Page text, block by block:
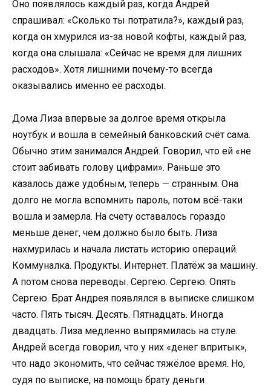
Оно появлялось каждый раз, когда Андрей
спрашивал: «Сколько ты потратила?», каждый раз,
когда он хмурился из-за новой кофты, каждый раз,
когда она слышала: «Сейчас не время для лишних
расходов». Хотя лишними почему-то всегда
оказывались именно её расходы.
Дома Лиза впервые за долгое время открыла
ноутбук и вошла в семейный банковский счёт сама.
Обычно этим занимался Андрей. Говорил, что ей «не
стоит забивать голову цифрами». Раньше это
казалось даже удобным, теперь — странным. Она
долго не могла вспомнить пароль, потом всё-таки
вошла и замерла. На счету оставалось гораздо
меньше денег, чем должно было быть. Лиза
нахмурилась и начала листать историю операций.
Коммуналка. Продукты. Интернет. Платёж за машину.
А потом снова переводы. Сергею. Сергею. Опять
Сергею. Брат Андрея появлялся в выписке слишком
часто. Пять тысяч. Десять. Пятнадцать. Иногда
двадцать. Лиза медленно выпрямилась на стуле.
Андрей всегда говорил, что у них «денег впритык»,
что надо экономить, что сейчас тяжёлое время. Но,
судя по выписке, на помощь брату деньги